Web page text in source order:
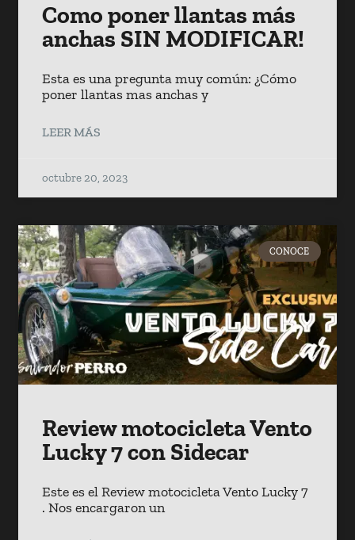
Como poner llantas más
anchas SIN MODIFICAR!
Esta es una pregunta muy común: ¿Cómo
poner llantas mas anchas y
LEER MÁS
octubre 20, 2023
CONOCE
Review motocicleta Vento
Lucky 7 con Sidecar
Este es el Review motocicleta Vento Lucky 7
. Nos encargaron un